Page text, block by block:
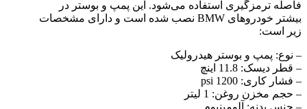
فاصله ترمزگیری استفاده می‌شود. این پمپ و بوستر در
بیشتر خودروهای BMW نصب شده است و دارای مشخصات
زیر است:
– نوع: پمپ و بوستر هیدرولیک
– قطر دیسک: 11.8 اینچ
– فشار کاری: 1200 psi
– حجم مخزن روغن: 1 لیتر